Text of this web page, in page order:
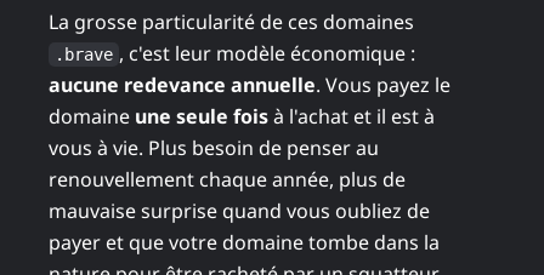
La grosse particularité de ces domaines
.brave , c'est leur modèle économique :
aucune redevance annuelle. Vous payez le
domaine une seule foisà l'achat et il est à
vous à vie. Plus besoin de penser au
renouvellement chaque année, plus de
mauvaise surprise quand vous oubliez de
payer et que votre domaine tombe dans la